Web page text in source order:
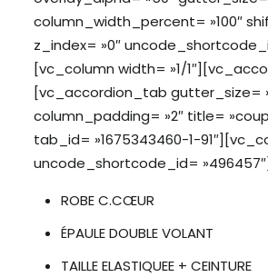
column_width_percent= »100″
z_index= »0″
[vc_column width= »1/
[vc_accordion_tab gutter_size=
column_padding= »2″ title=
tab_id= »1675343460-1-
uncode_shortcode_id= »496457″]
ROBE C.CŒUR
ÉPAULE DOUBLE VOLANT
TAILLE ELASTIQUEE + CEINTURE